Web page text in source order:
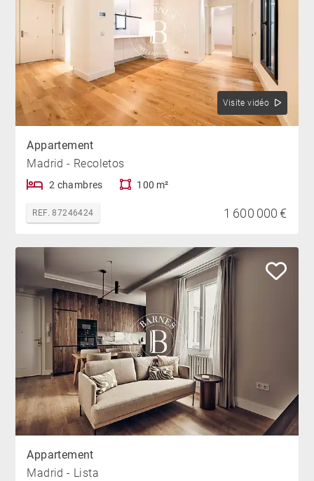
Visite vidéo
Appartement
Madrid - Recoletos
2 chambres 100 m²
REF. 87246424 1 600 000 €
Appartement
Madrid - Lista